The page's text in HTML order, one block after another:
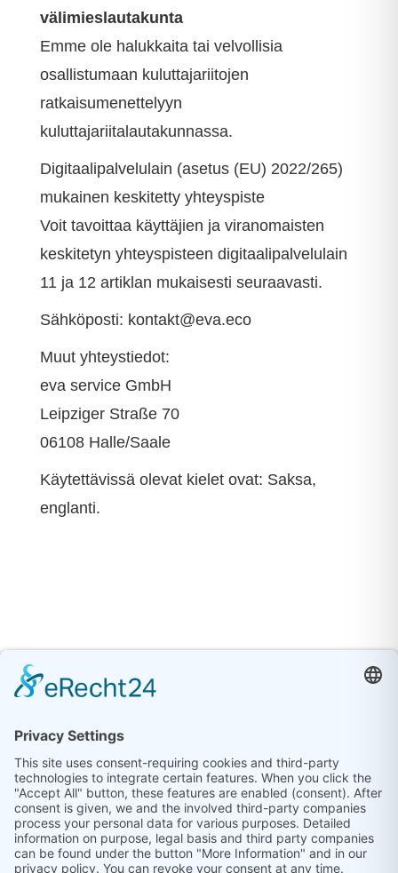
välimieslautakunta
Emme ole halukkaita tai velvollisia
osallistumaan kuluttajariitojen
ratkaisumenettelyyn
kuluttajariitalautakunnassa.
Digitaalipalvelulain (asetus (EU) 2022/265)
mukainen keskitetty yhteyspiste
Voit tavoittaa käyttäjien ja viranomaisten
keskitetyn yhteyspisteen digitaalipalvelulain
11 ja 12 artiklan mukaisesti seuraavasti.
Sähköposti: kontakt@eva.eco
Muut yhteystiedot:
eva service GmbH
Leipziger Straße 70
06108 Halle/Saale
Käytettävissä olevat kielet ovat: Saksa,
englanti.
© 2026eva service GmbH | Leipziger Strasse 70 |
06108 Halle (Saale) |Impressum|Datenschutz |